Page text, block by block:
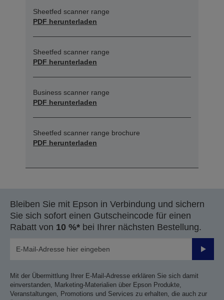
Sheetfed scanner range
PDF herunterladen
Sheetfed scanner range
PDF herunterladen
Business scanner range
PDF herunterladen
Sheetfed scanner range brochure
PDF herunterladen
Bleiben Sie mit Epson in Verbindung und sichern
Sie sich sofort einen Gutscheincode für einen
Rabatt von 10 %* bei Ihrer nächsten Bestellung.
Mit der Übermittlung Ihrer E-Mail-Adresse erklären Sie sich damit
einverstanden, Marketing-Materialien über Epson Produkte,
Veranstaltungen, Promotions und Services zu erhalten, die auch zur